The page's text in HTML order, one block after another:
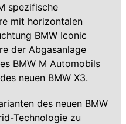
spezifische
mit horizontalen
BMW Iconic
der Abgasanlage
BMW M Automobils
neuen BMW X3.
des neuen BMW
Technologie zu